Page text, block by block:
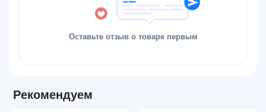
Оставьте отзыв о товаре первым
Рекомендуем